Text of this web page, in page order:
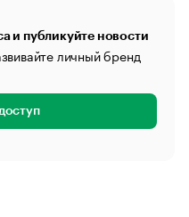
и публикуйте новости
личный бренд